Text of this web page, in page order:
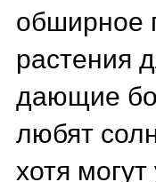
обширное
растения
дающие
любят
хотя